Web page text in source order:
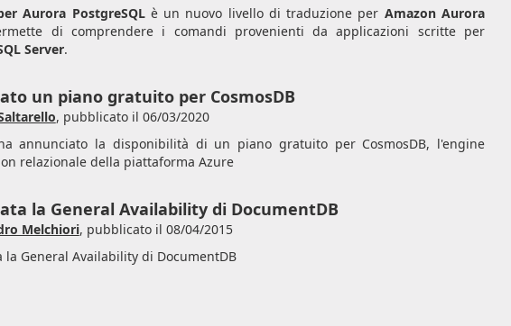
Aurora PostgreSQLè un nuovo livello di traduzione per Amazon Aurora
di comprendere i comandi provenienti da applicazioni scritte per
Server.
un piano gratuito per CosmosDB
, pubblicato il 06/03/2020
annunciato la disponibilità di un piano gratuito per CosmosDB, l'engine
relazionale della piattaforma Azure
la General Availability di DocumentDB
Melchiori, pubblicato il 08/04/2015
la General Availability di DocumentDB